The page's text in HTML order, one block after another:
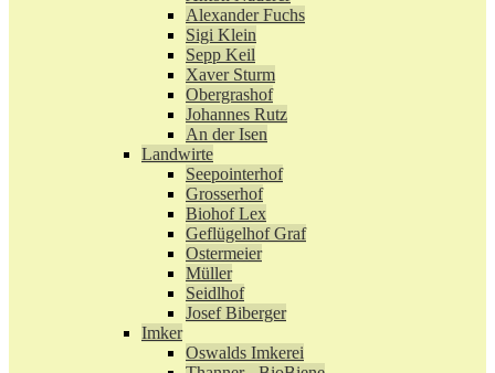
Alexander Fuchs
Sigi Klein
Sepp Keil
Xaver Sturm
Obergrashof
Johannes Rutz
An der Isen
Landwirte
Seepointerhof
Grosserhof
Biohof Lex
Geflügelhof Graf
Ostermeier
Müller
Seidlhof
Josef Biberger
Imker
Oswalds Imkerei